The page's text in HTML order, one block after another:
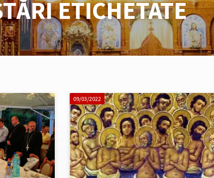
ETICHETATE
09/03/2022